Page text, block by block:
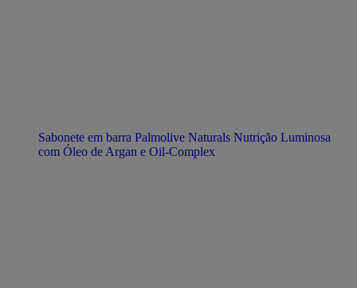
Sabonete em barra Palmolive Naturals Nutrição Luminosa
com Óleo de Argan e Oil-Complex